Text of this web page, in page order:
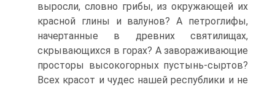
выросли, словно грибы, из окружающей их
красной глины и валунов? А петроглифы,
начертанные в древних святилищах,
скрывающихся в горах? А завораживающие
просторы высокогорных пустынь-сыртов?
Всех красот и чудес нашей республики и не